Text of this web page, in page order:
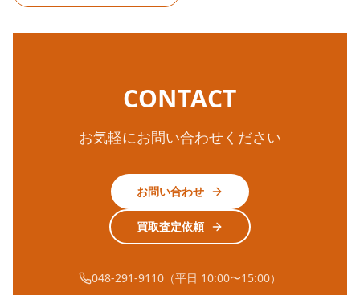
CONTACT
お気軽にお問い合わせください
お問い合わせ
買取査定依頼
048-291-9110（平日 10:00〜15:00）